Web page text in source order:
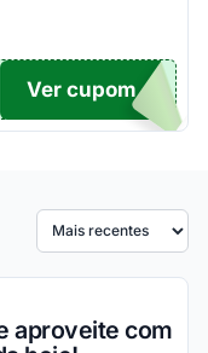
150
Ver cupom
Ordenar por
aproveite com